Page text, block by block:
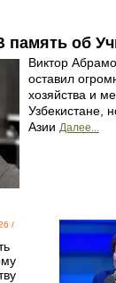
об
Виктор
оставил
хозяйства и
Узбекистане,
Азии Далее...
/